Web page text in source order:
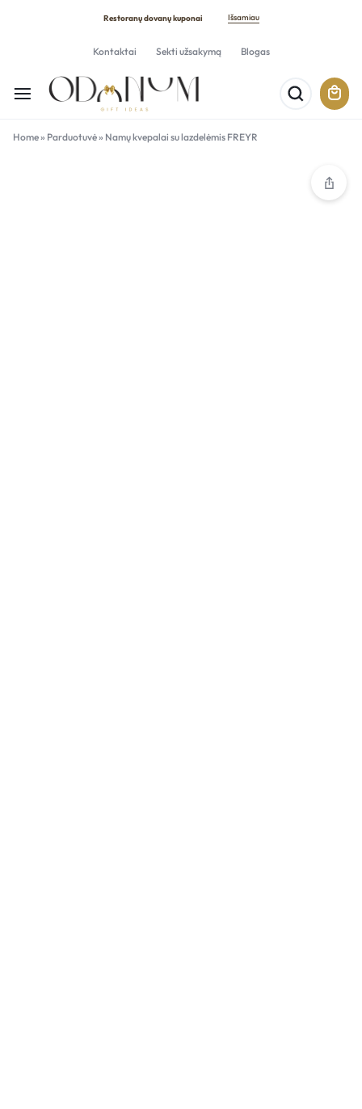
Restoranų dovanų kuponai Išsamiau
Kontaktai Sekti užsakymą Blogas
Home» Parduotuvė» Namų kvepalai su lazdelėmis FREYR